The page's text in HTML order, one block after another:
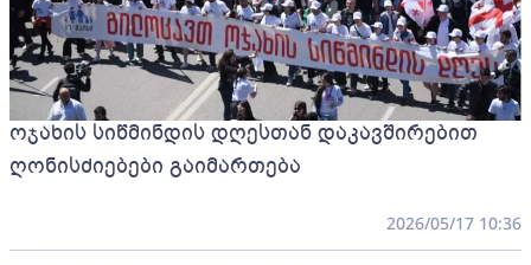
ოჯახის სიწმინდის დღესთან დაკავშირებით
ღონისძიებები გაიმართება
2026/05/17 10:36